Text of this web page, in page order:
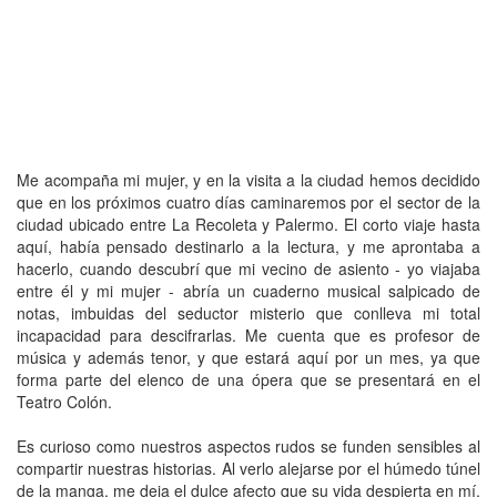
Me acompaña mi mujer, y en la visita a la ciudad hemos decidido
que en los próximos cuatro días caminaremos por el sector de la
ciudad ubicado entre La Recoleta y Palermo. El corto viaje hasta
aquí, había pensado destinarlo a la lectura, y me aprontaba a
hacerlo, cuando descubrí que mi vecino de asiento - yo viajaba
entre él y mi mujer - abría un cuaderno musical salpicado de
notas, imbuidas del seductor misterio que conlleva mi total
incapacidad para descifrarlas. Me cuenta que es profesor de
música y además tenor, y que estará aquí por un mes, ya que
forma parte del elenco de una ópera que se presentará en el
Teatro Colón.
Es curioso como nuestros aspectos rudos se funden sensibles al
compartir nuestras historias. Al verlo alejarse por el húmedo túnel
de la manga, me deja el dulce afecto que su vida despierta en mí,